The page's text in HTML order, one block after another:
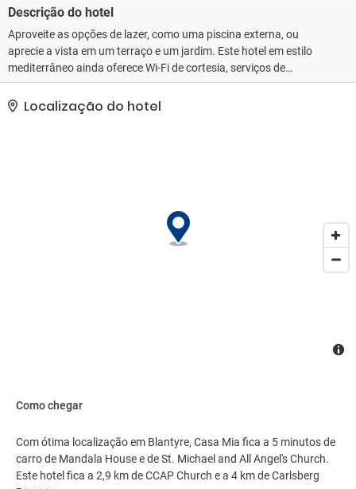
Descrição do hotel
Aproveite as opções de lazer, como uma piscina externa, ou
aprecie a vista em um terraço e um jardim. Este hotel em estilo
mediterrâneo ainda oferece Wi-Fi de cortesia, serviços de
concierge e serviços de casamento. É fácil chegar às atrações
próximas à propriedade com o traslado local (sobretaxa) que
opera até 10 km.. As comodidades presentes incluem um
traslado de/para o aeroporto (disponível 24 horas) e serviço de
Localização do hotel
Como chegar
Com ótima localização em Blantyre, Casa Mia fica a 5 minutos de
carro de Mandala House e de St. Michael and All Angel's Church.
Este hotel fica a 2,9 km de CCAP Church e a 4 km de Carlsberg